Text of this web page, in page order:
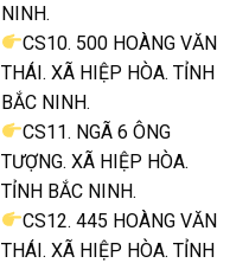
NINH.
CS10. 500 HOÀNG VĂN
THÁI. XÃ HIỆP HÒA. TỈNH
BẮC NINH.
CS11. NGÃ 6 ÔNG
TƯỢNG. XÃ HIỆP HÒA.
TỈNH BẮC NINH.
CS12. 445 HOÀNG VĂN
THÁI. XÃ HIỆP HÒA. TỈNH